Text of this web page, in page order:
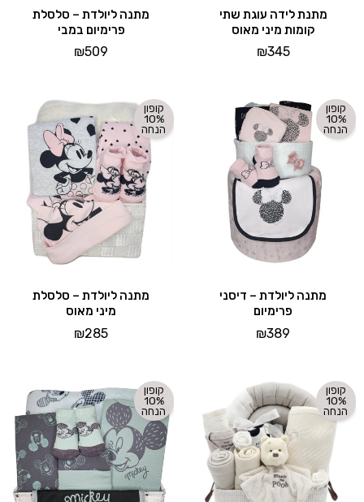
מתנת לידה עוגת שתי
קומות מיני מאוס
₪345
מתנה ליולדת – סלסלת
פרימיום במבי
₪509
קופון
10%
הנחה
מתנה ליולדת – דיסני
פרימיום
₪389
קופון
10%
הנחה
מתנה ליולדת – סלסלת
מיני מאוס
₪285
קופון
10%
הנחה
קופון
10%
הנחה